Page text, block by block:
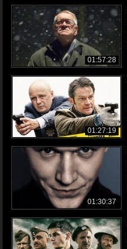
01:57:28
01:27:19
01:30:37